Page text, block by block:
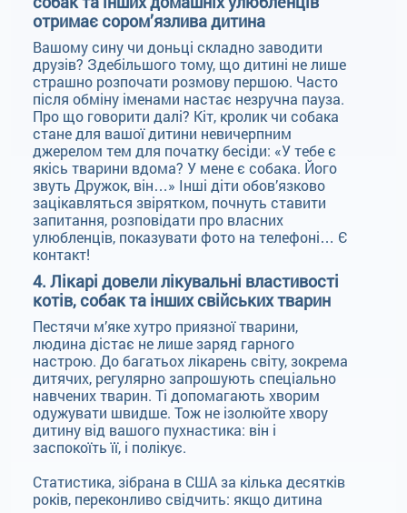
отримає сором’язлива дитина
Вашому сину чи доньці складно заводити
друзів? Здебільшого тому, що дитині не лише
страшно розпочати розмову першою. Часто
після обміну іменами настає незручна пауза.
Про що говорити далі? Кіт, кролик чи собака
стане для вашої дитини невичерпним
джерелом тем для початку бесіди: «У тебе є
якісь тварини вдома? У мене є собака. Його
звуть Дружок, він…» Інші діти обов’язково
зацікавляться звірятком, почнуть ставити
запитання, розповідати про власних
улюбленців, показувати фото на телефоні… Є
контакт!
4. Лікарі довели лікувальні властивості
котів, собак та інших свійських тварин
Пестячи м’яке хутро приязної тварини,
людина дістає не лише заряд гарного
настрою. До багатьох лікарень світу, зокрема
дитячих, регулярно запрошують спеціально
навчених тварин. Ті допомагають хворим
одужувати швидше. Тож не ізолюйте хвору
дитину від вашого пухнастика: він і
заспокоїть її, і полікує.
Статистика, зібрана в США за кілька десятків
років, переконливо свідчить: якщо дитина